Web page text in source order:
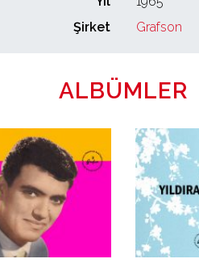
Şirket
Grafson
ALBÜMLER